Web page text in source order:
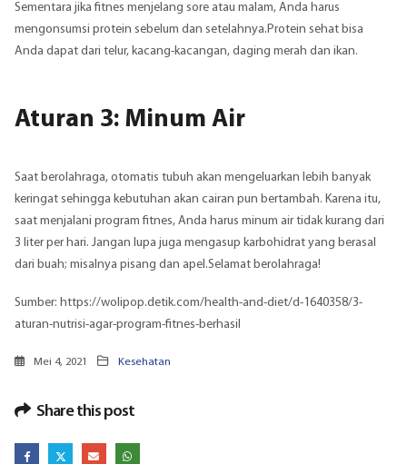
Sementara jika fitnes menjelang sore atau malam, Anda harus
mengonsumsi protein sebelum dan setelahnya.Protein sehat bisa
Anda dapat dari telur, kacang-kacangan, daging merah dan ikan.
Aturan 3: Minum Air
Saat berolahraga, otomatis tubuh akan mengeluarkan lebih banyak
keringat sehingga kebutuhan akan cairan pun bertambah. Karena itu,
saat menjalani program fitnes, Anda harus minum air tidak kurang dari
3 liter per hari. Jangan lupa juga mengasup karbohidrat yang berasal
dari buah; misalnya pisang dan apel.Selamat berolahraga!
Sumber: https://wolipop.detik.com/health-and-diet/d-1640358/3-
aturan-nutrisi-agar-program-fitnes-berhasil
Mei 4, 2021 Kesehatan
Share this post